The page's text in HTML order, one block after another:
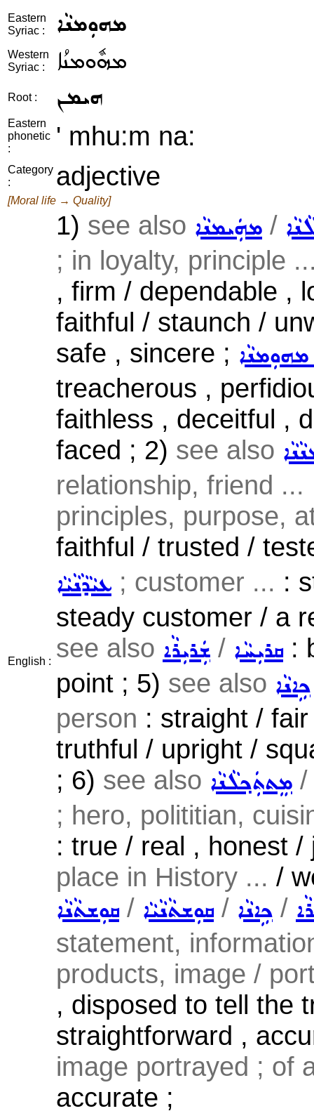
Eastern
Syriac :
ܡܗܘܼܡܢܵܐ
Western
Syriac :
ܡܗܽܘܡܢܳܐ
Root : ܗܝܡܢ
Eastern
phonetic
:
' mhu:m na:
Category
:
adjective
[Moral life → Quality]
English :
1) see also ܡܗܲܝܡܢܵܐ /
; in loyalty, principle
, firm / dependable ,
faithful / staunch /
safe , sincere ;
treacherous ,
faithless , deceitful ,
faced ; 2) see also
relationship, friend ...
principles, purpose,
faithful / trusted /
ܥܝܵܕܵܢܵܝܵܐ ; customer ... :
steady customer / a
see also ܫܲܪܝܼܪܵܐ / ܩܪܝܼܚܵܐ :
point ; 5) see also ܟܹܐܢܵܐ
person : straight /
truthful / upright /
; 6) see also ܡܸܬܬܲܟ݂ܠܵܢܵܐ
; hero, polititian,
: true / real , honest
place in History ... /
ܩܘܼܫܬܵܢܵܐ / ܩܘܼܫܬܵܢܵܝܵܐ / ܟܹܐܢܵܐ /
statement,
products, image /
, disposed to tell the
straightforward ,
image portrayed ; of
accurate ;